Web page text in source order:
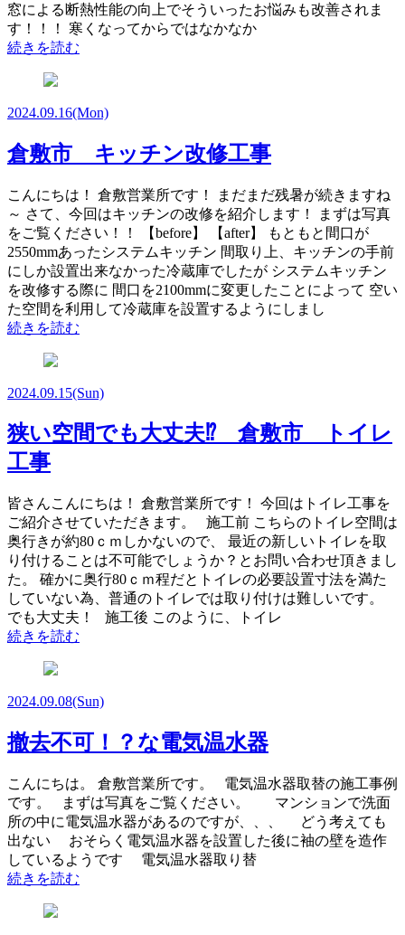
窓による断熱性能の向上でそういったお悩みも改善されま
す！！！ 寒くなってからではなかなか
続きを読む
2024.09.16(Mon)
倉敷市 キッチン改修工事
こんにちは！ 倉敷営業所です！ まだまだ残暑が続きますね
～ さて、今回はキッチンの改修を紹介します！ まずは写真
をご覧ください！！ 【before】 【after】 もともと間口が
2550mmあったシステムキッチン 間取り上、キッチンの手前
にしか設置出来なかった冷蔵庫でしたが システムキッチン
を改修する際に 間口を2100mmに変更したことによって 空い
た空間を利用して冷蔵庫を設置するようにしまし
続きを読む
2024.09.15(Sun)
狭い空間でも大丈夫⁉ 倉敷市 トイレ
工事
皆さんこんにちは！ 倉敷営業所です！ 今回はトイレ工事を
ご紹介させていただきます。 施工前 こちらのトイレ空間は
奥行きが約80ｃｍしかないので、 最近の新しいトイレを取
り付けることは不可能でしょうか？とお問い合わせ頂きまし
た。 確かに奥行80ｃｍ程だとトイレの必要設置寸法を満た
していない為、普通のトイレでは取り付けは難しいです。
でも大丈夫！ 施工後 このように、トイレ
続きを読む
2024.09.08(Sun)
撤去不可！？な電気温水器
こんにちは。 倉敷営業所です。 電気温水器取替の施工事例
です。 まずは写真をご覧ください。 マンションで洗面
所の中に電気温水器があるのですが、、、 どう考えても
出ない おそらく電気温水器を設置した後に袖の壁を造作
しているようです 電気温水器取り替
続きを読む